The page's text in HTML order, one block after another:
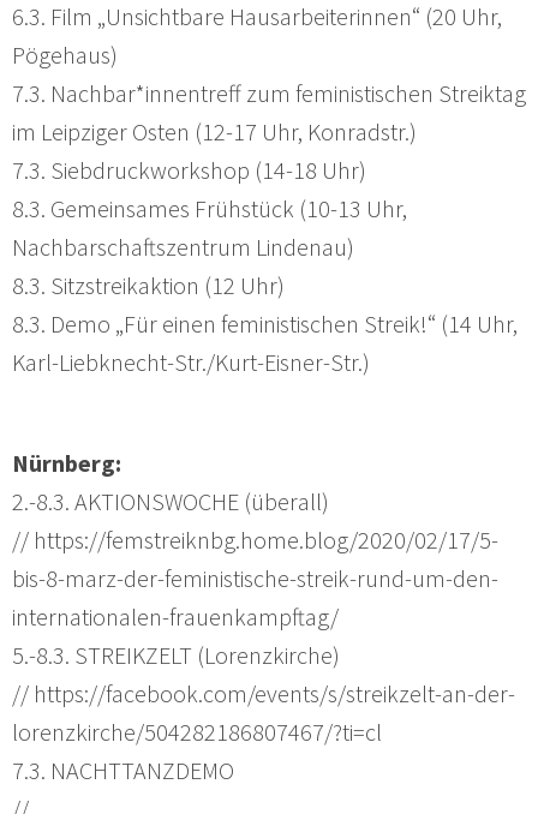
6.3. Film „Unsichtbare Hausarbeiterinnen“ (20 Uhr,
Pögehaus)
7.3. Nachbar*innentreff zum feministischen Streiktag
im Leipziger Osten (12-17 Uhr, Konradstr.)
7.3. Siebdruckworkshop (14-18 Uhr)
8.3. Gemeinsames Frühstück (10-13 Uhr,
Nachbarschaftszentrum Lindenau)
8.3. Sitzstreikaktion (12 Uhr)
8.3. Demo „Für einen feministischen Streik!“ (14 Uhr,
Karl-Liebknecht-Str./Kurt-Eisner-Str.)
Nürnberg:
2.-8.3. AKTIONSWOCHE (überall)
// https://femstreiknbg.home.blog/2020/02/17/5-
bis-8-marz-der-feministische-streik-rund-um-den-
internationalen-frauenkampftag/
5.-8.3. STREIKZELT (Lorenzkirche)
// https://facebook.com/events/s/streikzelt-an-der-
lorenzkirche/504282186807467/?ti=cl
7.3. NACHTTANZDEMO